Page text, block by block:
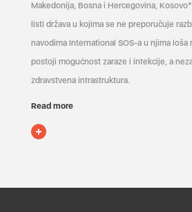
Makedonija, Bosna i Hercegovina,
listi država u kojima se ne preporučuje
navodima International SOS-a u njima loša
postoji mogućnost zaraze i infekcije, a
zdravstvena infrastruktura.
Read more